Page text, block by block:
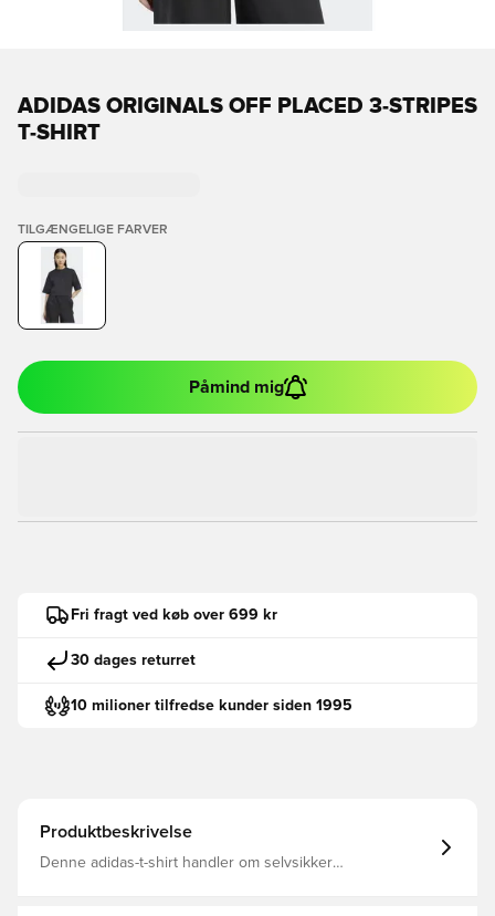
ADIDAS ORIGINALS OFF PLACED 3-STRIPES
T-SHIRT
TILGÆNGELIGE FARVER
Påmind mig
Fri fragt ved køb over 699 kr
30 dages returret
10 milioner tilfredse kunder siden 1995
Produktbeskrivelse
Denne adidas-t-shirt handler om selvsikker